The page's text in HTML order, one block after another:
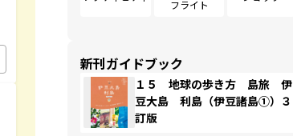
フライト
新刊ガイドブック
１５ 地球の歩き方 島旅 伊
豆大島 利島（伊豆諸島①）３
訂版